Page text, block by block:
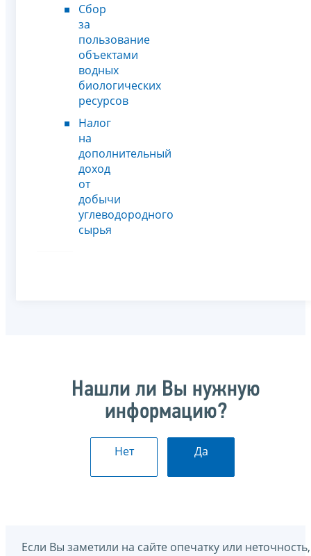
Сбор
за
пользование
объектами
водных
биологических
ресурсов
Налог
на
дополнительный
доход
от
добычи
углеводородного
сырья
Нашли ли Вы нужную
информацию?
Нет Да
Если Вы заметили на сайте опечатку или неточность,